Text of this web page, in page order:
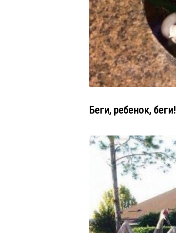
Беги, ребенок, беги!